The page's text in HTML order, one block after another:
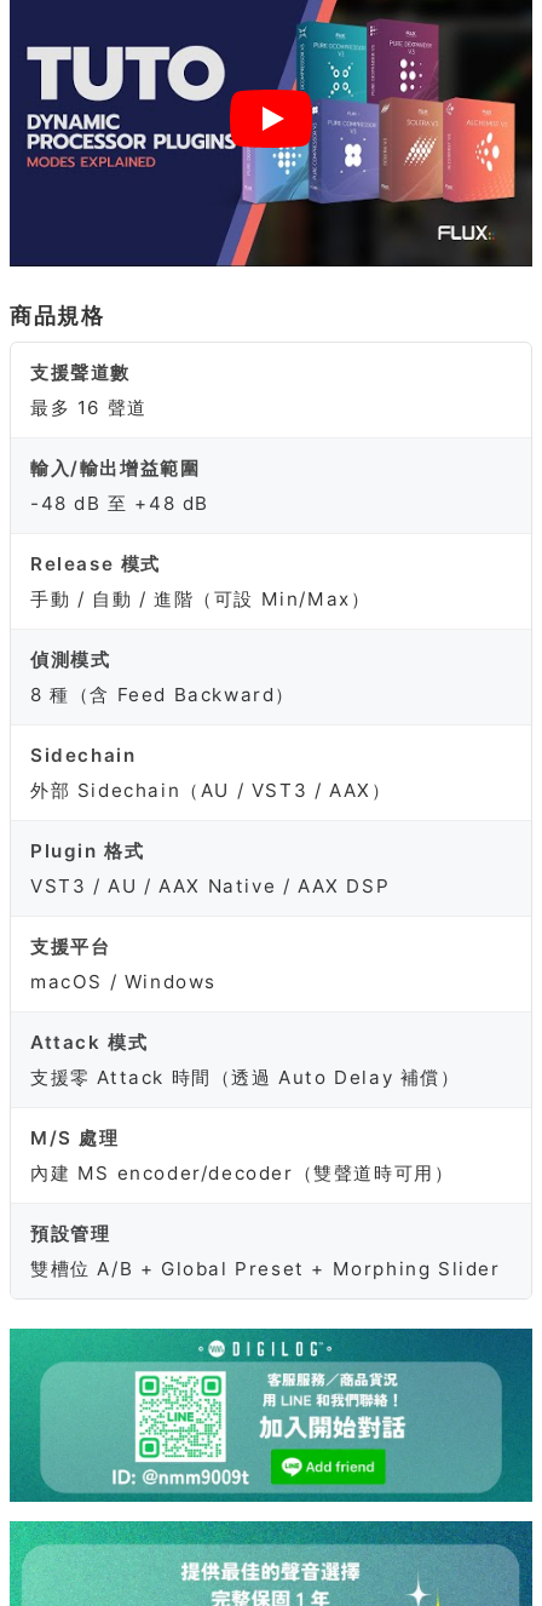
商品規格
支援聲道數
最多 16 聲道
輸入/輸出增益範圍
-48 dB 至 +48 dB
Release 模式
手動 / 自動 / 進階（可設 Min/Max）
偵測模式
8 種（含 Feed Backward）
Sidechain
外部 Sidechain（AU / VST3 / AAX）
Plugin 格式
VST3 / AU / AAX Native / AAX DSP
支援平台
macOS / Windows
Attack 模式
支援零 Attack 時間（透過 Auto Delay 補償）
M/S 處理
內建 MS encoder/decoder（雙聲道時可用）
預設管理
雙槽位 A/B + Global Preset + Morphing Slider